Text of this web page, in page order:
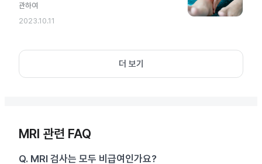
관하여
2023.10.11
더 보기
MRI 관련 FAQ
Q. MRI 검사는 모두 비급여인가요?